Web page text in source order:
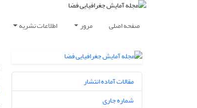
صفحه اصلی مرور اطلاعات نشریه
مقالات آماده انتشار
شماره جاری